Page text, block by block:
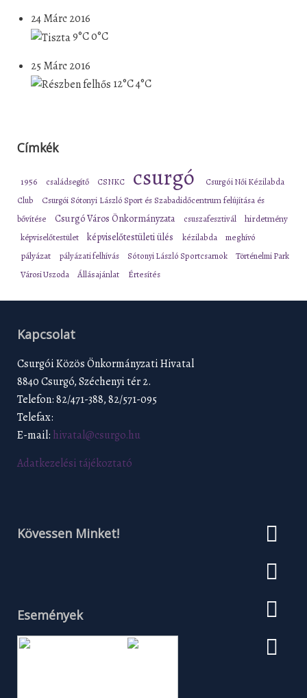
24 Márc 2016
9°C0°C
25 Márc 2016
12°C4°C
Címkék
1956 családsegítő CSNKC csurgó
Csurgói Női Kézilabda
Club
Csurgói Sótonyi László Sport és Szabadidőcentrum felújítása és
bővítése
Csurgó Város Önkormányzata csuszafesztivál hirdetmény
képviselőtestület képviselőtestületi ülés kézilabda meghívó
pályázat pályázati felhívás Sótonyi László Sportcsarnok
Történelmi Park
Városi Uszoda
Állásajánlat Értesítés
Kapcsolat
Csurgói Közös Önkormányzati Hivatal
8840 Csurgó, Széchenyi tér 2.
Telefon: 82/471-388, 82/571-095
Telefax:
E-mail: hivatal@csurgo.hu
Adatkezelési tájékoztató
Kövessen Minket!
Események